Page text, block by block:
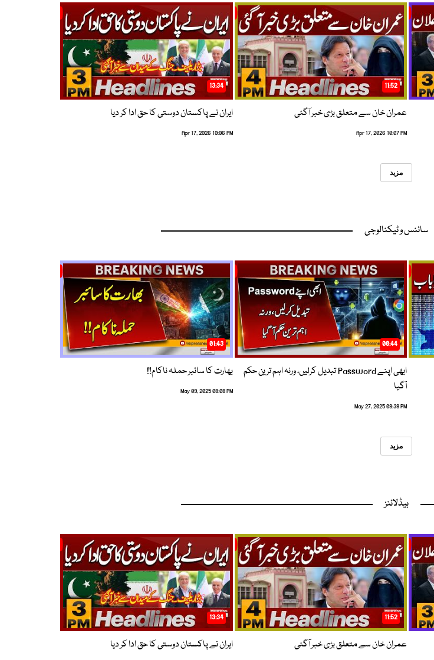
11:52
عمران خان سے متعلق بڑی خبر آگئی
Apr 17, 2026 10:07 PM
13:34
ایران نے پاکستان دوستی کا حق ادا کر دیا
Apr 17, 2026 10:06 PM
مزید
سائنس و ٹیکنالوجی
00:44
ابھی اپنے Password تبدیل کرلیں، ورنہ اہم ترین حکم
آگیا
May 27, 2025 08:38 PM
01:43
بھارت کا سائبر حملہ ناکام!!
May 09, 2025 08:08 PM
مزید
ہیڈلائنز
11:52
عمران خان سے متعلق بڑی خبر آگئی
13:34
ایران نے پاکستان دوستی کا حق ادا کر دیا